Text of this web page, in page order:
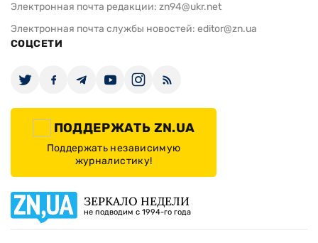
Электронная почта редакции: zn94@ukr.net
Электронная почта службы новостей: editor@zn.ua
СОЦСЕТИ
ПОДДЕРЖАТЬ ZN.UA
Поддержать независимую
журналистику!
ЗЕРКАЛО НЕДЕЛИ
не подводим с 1994-го года